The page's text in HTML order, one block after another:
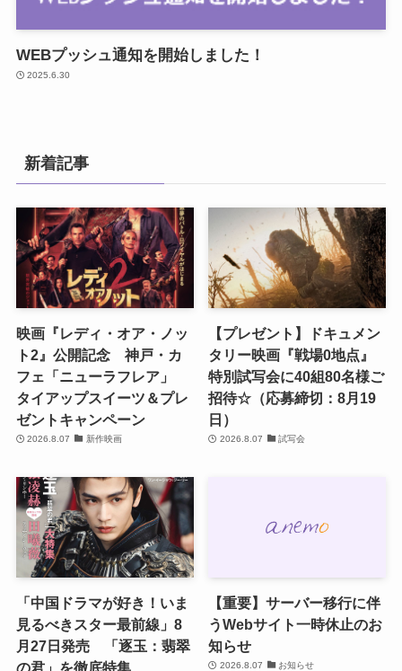
WEBプッシュ通知を開始しました！
2025.6.30
新着記事
映画『レディ・オア・ノッ
ト2』公開記念 神戸・カ
フェ「ニューラフレア」
タイアップスイーツ＆プレ
ゼントキャンペーン
2026.8.07 新作映画
【プレゼント】ドキュメン
タリー映画『戦場0地点』
特別試写会に40組80名様ご
招待☆（応募締切：8月19
日）
2026.8.07 試写会
「中国ドラマが好き！いま
見るべきスター最前線」8
月27日発売 「逐玉：翡翠
の君」を徹底特集
【重要】サーバー移行に伴
うWebサイト一時休止のお
知らせ
2026.8.07 お知らせ